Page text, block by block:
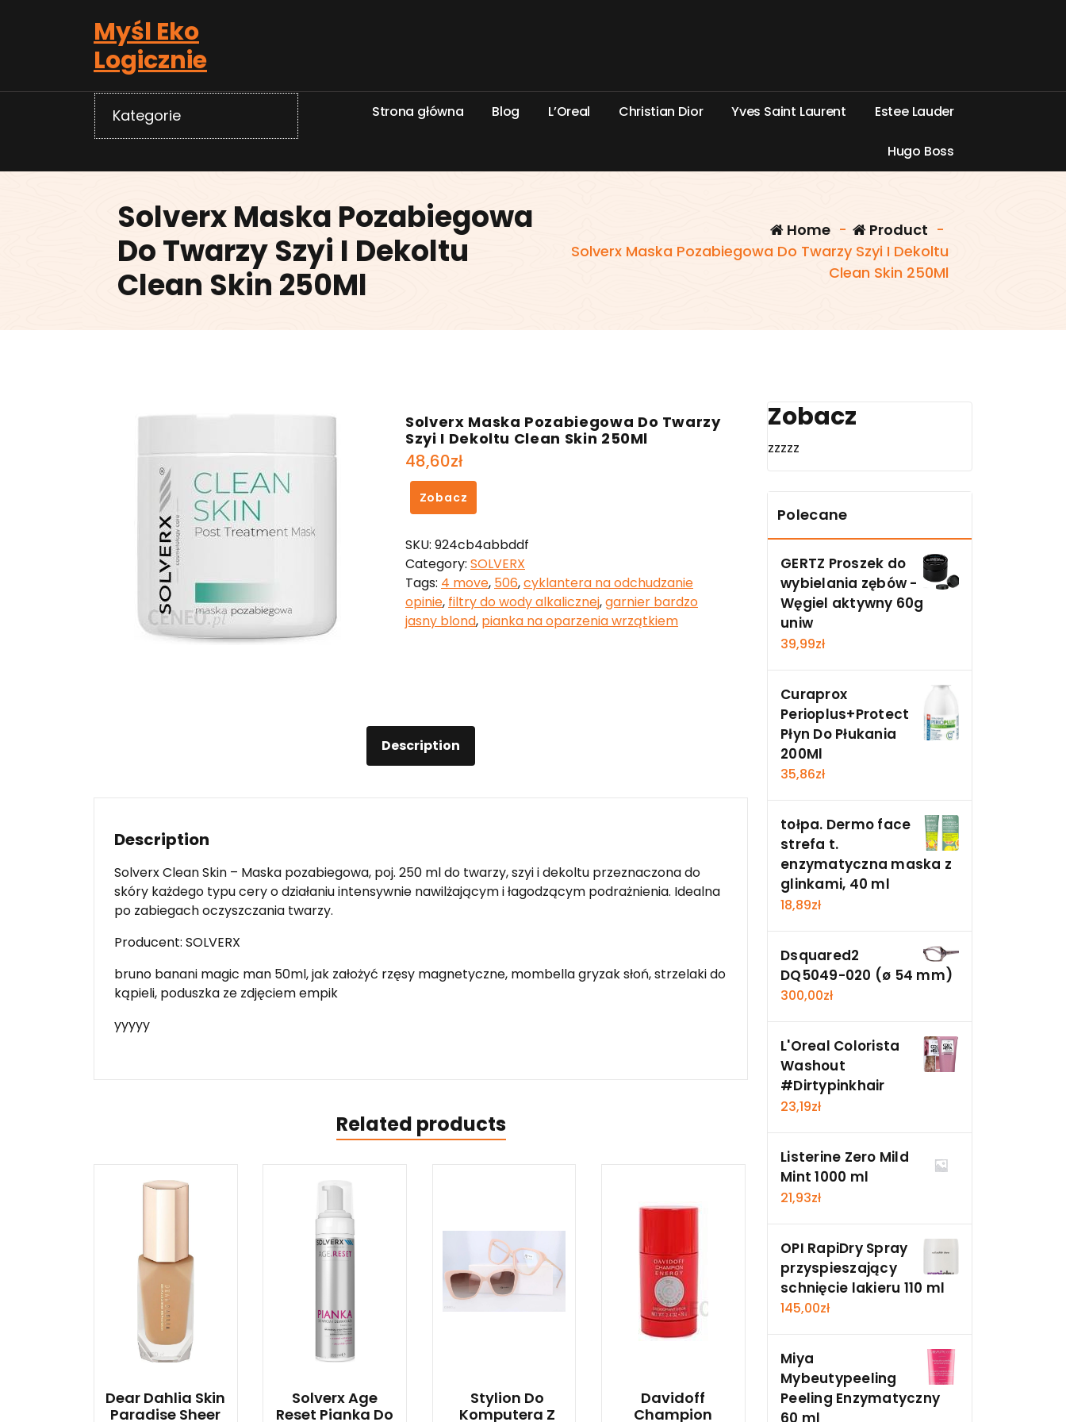
Myśl Eko
Logicznie
Kategorie Strona główna Blog L’Oreal Christian Dior Yves Saint Laurent Estee Lauder
Hugo Boss
Solverx Maska Pozabiegowa
Do Twarzy Szyi I Dekoltu
Clean Skin 250Ml
Home - Product -
Solverx Maska Pozabiegowa Do Twarzy Szyi I Dekoltu
Clean Skin 250Ml
Solverx Maska Pozabiegowa Do Twarzy
Szyi I Dekoltu Clean Skin 250Ml
48,60zł
Zobacz
SKU: 924cb4abbddf
Category: SOLVERX
Tags: 4 move, 506,cyklantera na odchudzanie
opinie, filtry do wody alkalicznej,garnier bardzo
jasny blond, pianka na oparzenia wrzątkiem
Description
Description
Solverx Clean Skin – Maska pozabiegowa, poj. 250 ml do twarzy, szyi i dekoltu przeznaczona do
skóry każdego typu cery o działaniu intensywnie nawilżającym i łagodzącym podrażnienia. Idealna
po zabiegach oczyszczania twarzy.
Producent: SOLVERX
bruno banani magic man 50ml, jak założyć rzęsy magnetyczne, mombella gryzak słoń, strzelaki do
kąpieli, poduszka ze zdjęciem empik
yyyyy
Related products
Dear Dahlia Skin
Paradise Sheer
Solverx Age
Reset Pianka Do
Stylion Do
Komputera Z
Davidoff
Champion
Zobacz
zzzzz
Polecane
GERTZ Proszek do
wybielania zębów -
Węgiel aktywny 60g
uniw
39,99zł
Curaprox
Perioplus+Protect
Płyn Do Płukania
200Ml
35,86zł
tołpa. Dermo face
strefa t.
enzymatyczna maska z
glinkami, 40 ml
18,89zł
Dsquared2
DQ5049-020 (ø 54 mm)
300,00zł
L'Oreal Colorista
Washout
#Dirtypinkhair
23,19zł
Listerine Zero Mild
Mint 1000 ml
21,93zł
OPI RapiDry Spray
przyspieszający
schnięcie lakieru 110 ml
145,00zł
Miya
Mybeutypeeling
Peeling Enzymatyczny
60 ml